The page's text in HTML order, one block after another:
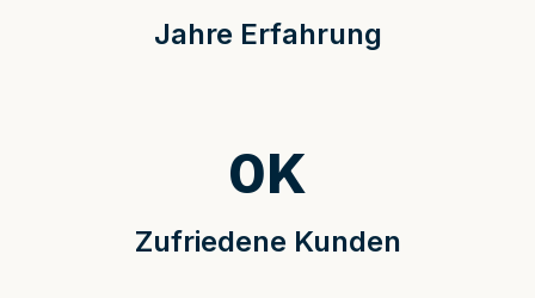
Jahre Erfahrung
Zufriedene Kunden
0K